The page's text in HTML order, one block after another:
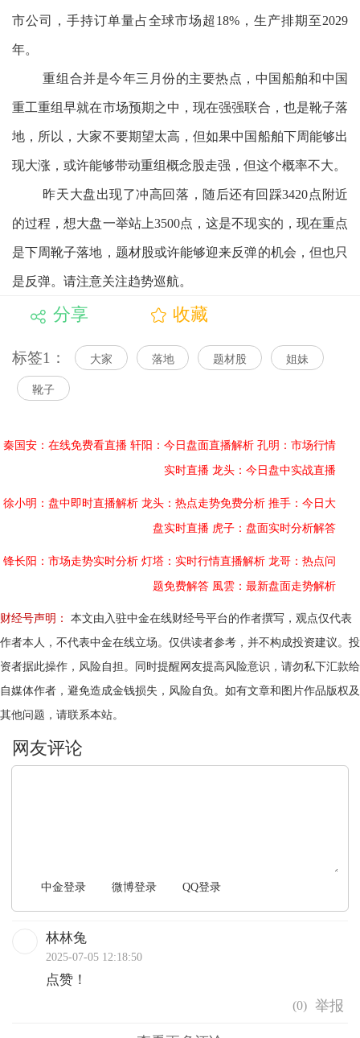
市公司，手持订单量占全球市场超18%，生产排期至2029
年。
重组合并是今年三月份的主要热点，中国船舶和中国
重工重组早就在市场预期之中，现在强强联合，也是靴子落
地，所以，大家不要期望太高，但如果中国船舶下周能够出
现大涨，或许能够带动重组概念股走强，但这个概率不大。
昨天大盘出现了冲高回落，随后还有回踩3420点附近
的过程，想大盘一举站上3500点，这是不现实的，现在重点
是下周靴子落地，题材股或许能够迎来反弹的机会，但也只
是反弹。请注意关注趋势巡航。
分享 收藏
标签1： 大家 落地 题材股 姐妹
靴子
秦国安：在线免费看直播 轩阳：今日盘面直播解析 孔明：市场行情
实时直播 龙头：今日盘中实战直播
徐小明：盘中即时直播解析 龙头：热点走势免费分析 推手：今日大
盘实时直播 虎子：盘面实时分析解答
锋长阳：市场走势实时分析 灯塔：实时行情直播解析 龙哥：热点问
题免费解答 風雲：最新盘面走势解析
财经号声明：
本文由入驻中金在线财经号平台的作者撰写，观点仅代表
作者本人，不代表中金在线立场。仅供读者参考，并不构成投资建议。投
资者据此操作，风险自担。同时提醒网友提高风险意识，请勿私下汇款给
自媒体作者，避免造成金钱损失，风险自负。如有文章和图片作品版权及
其他问题，请联系本站。
中金登录 微博登录 QQ登录
林林兔
2025-07-05 12:18:50
点赞！
(0)